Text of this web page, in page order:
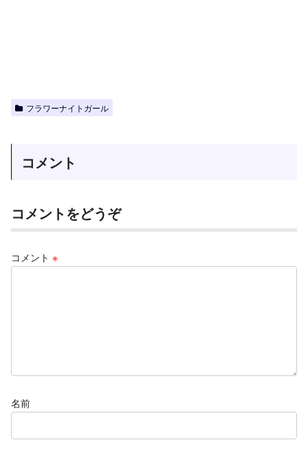
フラワーナイトガール
コメント
コメントをどうぞ
コメント ※
名前